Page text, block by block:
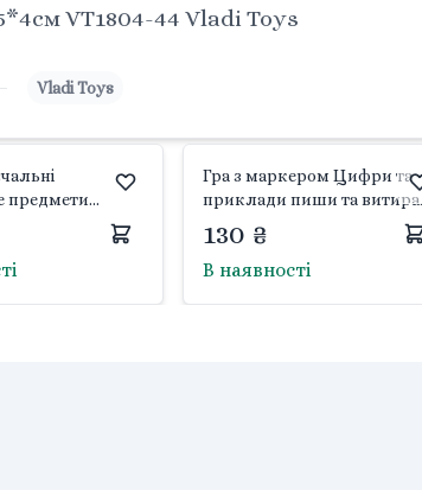
VT1804-44 Vladi Toys
Vladi Toys
предмети
06 Vladi
Гра з маркером Цифри та
приклади пиши та витирай
коробка 20*14,5*2,5см
VT5010-04 Vladi Toys
130 ₴
В наявності